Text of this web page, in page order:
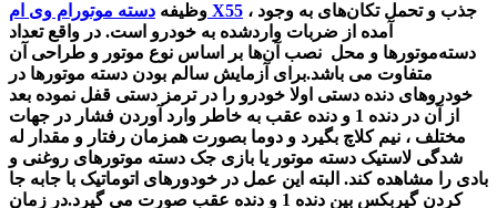
وظیفه دسته‌ موتورام وی ام X55 ، جذب و تحمل تکان‌های به وجود
آمده از ضربات واردشده به خودرو است. در واقعتعداد
دسته‌موتور‌ها و محل نصب آن‌ها بر اساس نوع موتور و طراحی آن
متفاوت می باشد.برای آزمایش سالم بودن دسته موتورها در
خودروهای دنده دستی اولا خودرو را در ترمز دستی قفل نموده بعد
از آن در دنده 1 و دنده عقب به خاطر وارد آوردن فشار در جهات
مختلف ، نیم کلاچ بگیرد و دوما بصورت همزمان رفتار و مقدار له
شدگی لاستیک دسته موتور یا بازی جک دسته موتورهای روغنی و
بادی را مشاهده کند. البته این عمل در خودورهای اتوماتیک با جابه جا
کردن گیربکس بین دنده 1 و دنده عقب صورت می گیرد.در زمان